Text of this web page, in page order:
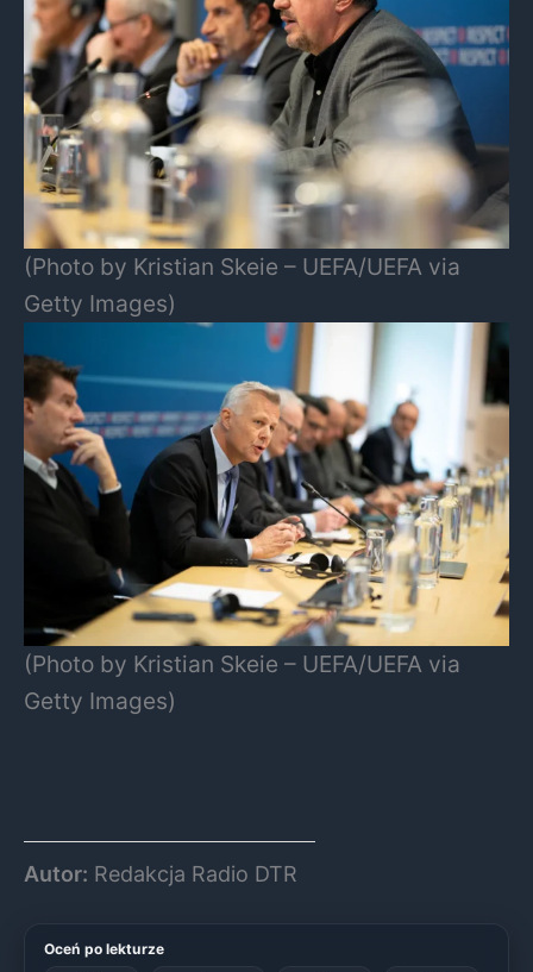
(Photo by Kristian Skeie – UEFA/UEFA via
Getty Images)
(Photo by Kristian Skeie – UEFA/UEFA via
Getty Images)
Autor: Redakcja Radio DTR
Oceń po lekturze